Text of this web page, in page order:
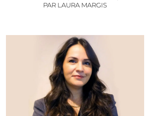
PAR LAURA MARGIS